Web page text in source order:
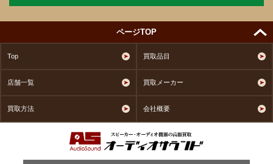
ページTOP
Top 買取品目
店舗一覧 買取メーカー
買取方法 会社概要